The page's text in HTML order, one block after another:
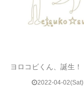
ヨロコビくん、誕生！
2022-04-02(Sat)